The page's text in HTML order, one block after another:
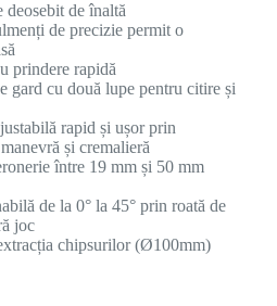
deosebit de înaltă
de precizie permit o
prindere rapidă
gard cu două lupe pentru citire și
rapid și ușor prin
și cremalieră
între 19 mm și 50 mm
de la 0° la 45° prin roată de
joc
chipsurilor (Ø100mm)